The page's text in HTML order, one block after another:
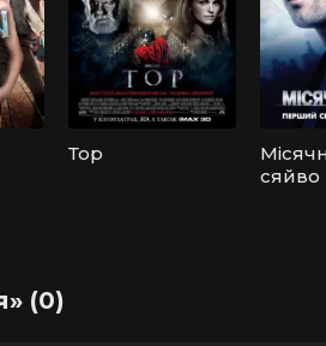
Тор
сяйво
(0)